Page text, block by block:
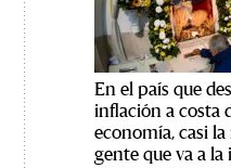
En el país que
inflación a costa
economía, casi
gente que va a la